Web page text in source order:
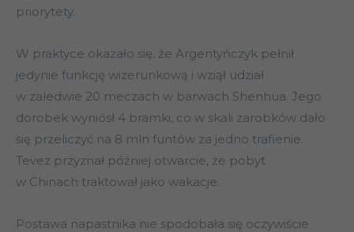
priorytety.
W praktyce okazało się, że Argentyńczyk pełnił
jedynie funkcję wizerunkową i wziął udział
w zaledwie 20 meczach w barwach Shenhua. Jego
dorobek wyniósł 4 bramki, co w skali zarobków dało
się przeliczyć na 8 mln funtów za jedno trafienie.
Tevez przyznał później otwarcie, że pobyt
w Chinach traktował jako wakacje.
Postawa napastnika nie spodobała się oczywiście